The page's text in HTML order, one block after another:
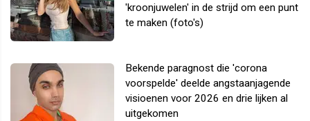
'kroonjuwelen' in de strijd om een punt
te maken (foto's)
Bekende paragnost die 'corona
voorspelde' deelde angstaanjagende
visioenen voor 2026 en drie lijken al
uitgekomen